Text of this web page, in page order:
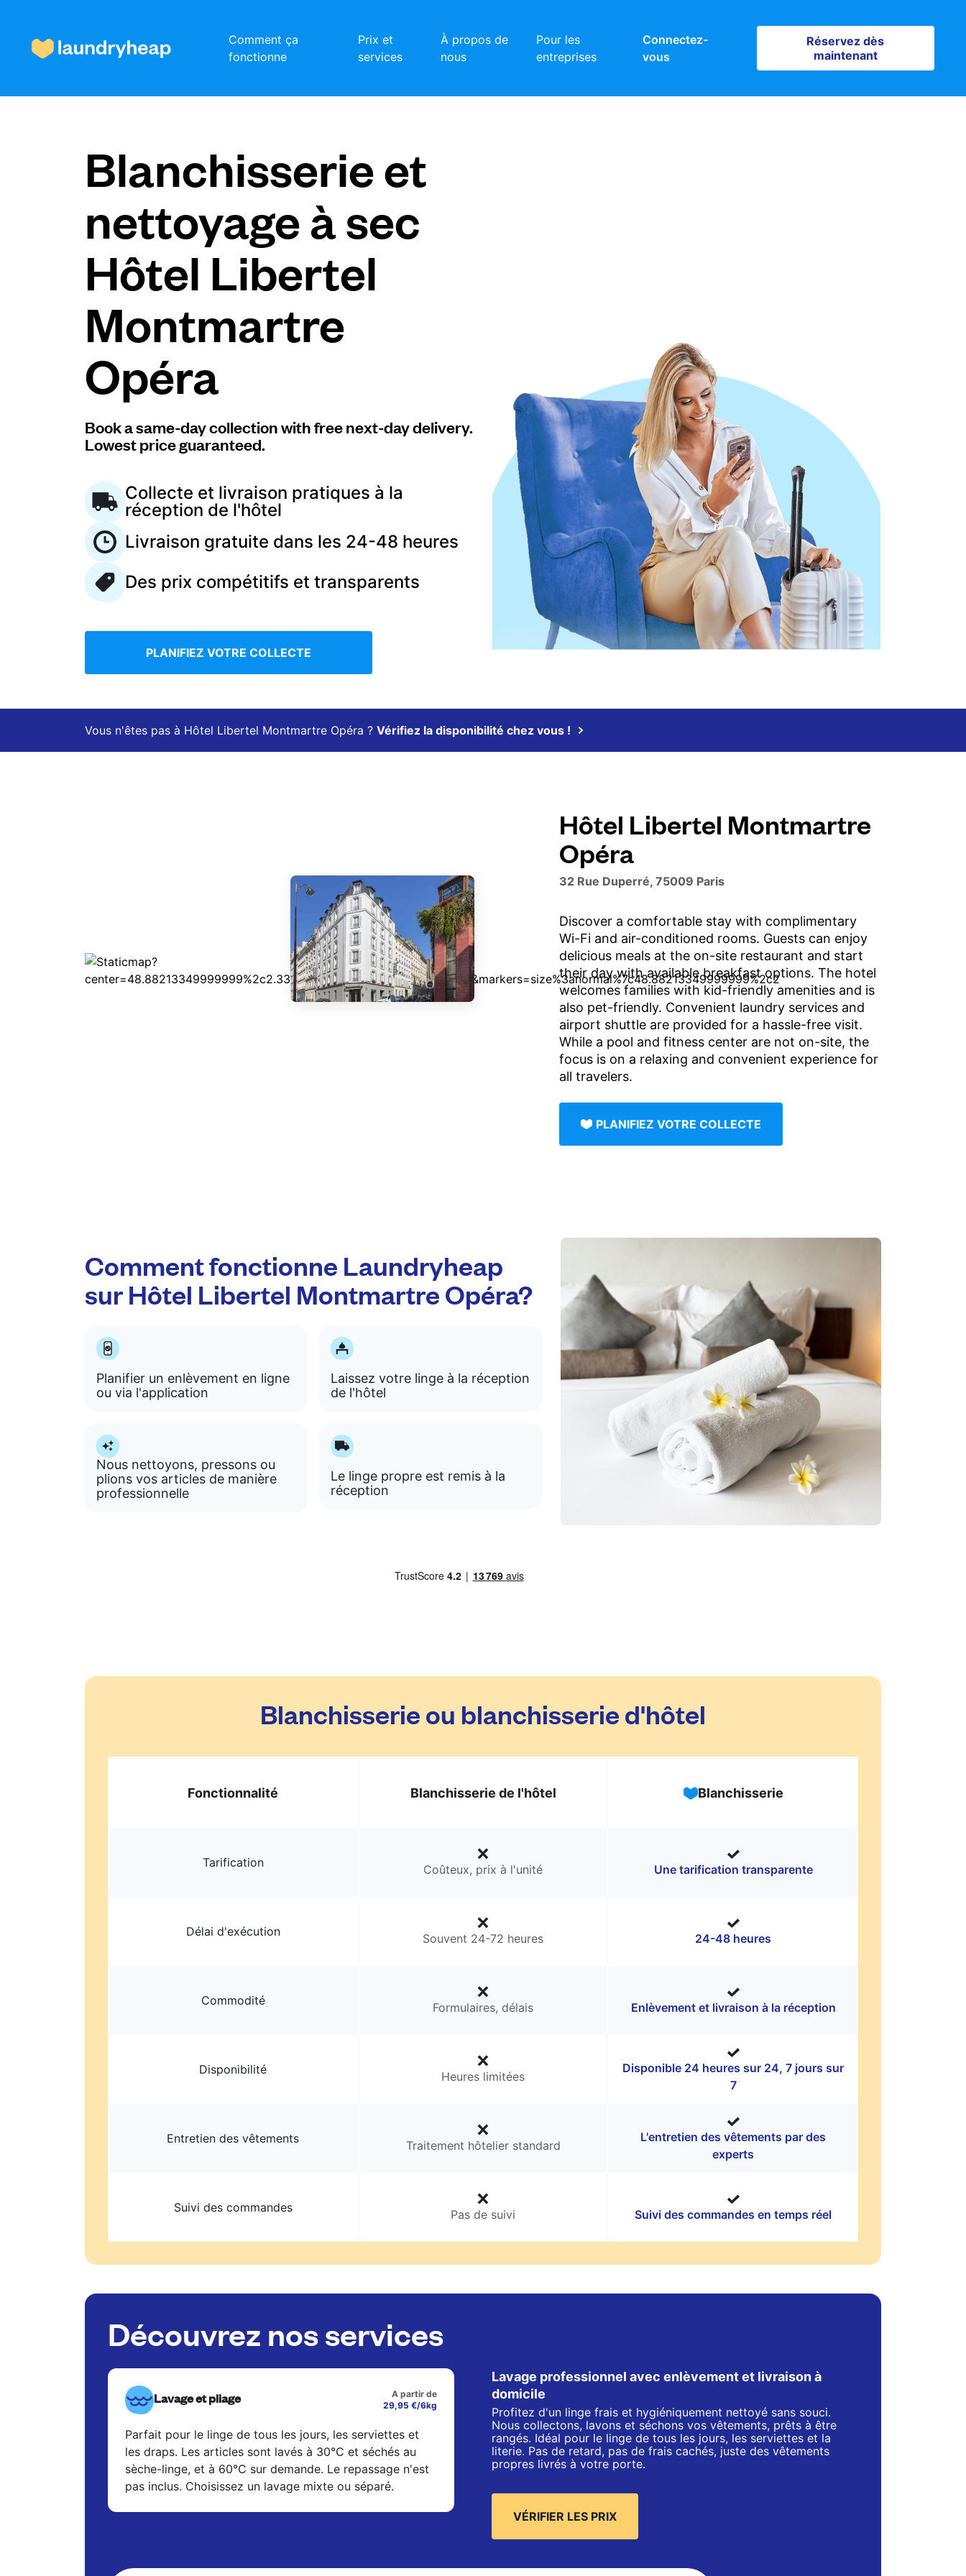
Comment ça
fonctionne
Prix et
services
À propos de
nous
Pour les
entreprises
Connectez-
vous
Réservez dès
maintenant
Réservez dès maintenant
Prix et services
À propos de nous
Pour les entreprises
Connectez-vous
FR
Blanchisserie et
nettoyage à sec
Hôtel Libertel
Montmartre
Opéra
Book a same-day collection with free next-day delivery.
Lowest price guaranteed.
Collecte et livraison pratiques à la
réception de l'hôtel
Livraison gratuite dans les 24-48 heures
Des prix compétitifs et transparents
PLANIFIEZ VOTRE COLLECTE
Vous n'êtes pas à Hôtel Libertel Montmartre Opéra ? Vérifiez la disponibilité chez vous !
Hôtel Libertel Montmartre
Opéra
32 Rue Duperré, 75009 Paris
Discover a comfortable stay with complimentary
Wi-Fi and air-conditioned rooms. Guests can enjoy
delicious meals at the on-site restaurant and start
their day with available breakfast options. The hotel
welcomes families with kid-friendly amenities and is
also pet-friendly. Convenient laundry services and
airport shuttle are provided for a hassle-free visit.
While a pool and fitness center are not on-site, the
focus is on a relaxing and convenient experience for
all travelers.
PLANIFIEZ VOTRE COLLECTE
Comment fonctionne Laundryheap
sur Hôtel Libertel Montmartre Opéra?
Planifier un enlèvement en ligne
ou via l'application
Laissez votre linge à la réception
de l'hôtel
Nous nettoyons, pressons ou
plions vos articles de manière
professionnelle
Le linge propre est remis à la
réception
Blanchisserie ou blanchisserie d'hôtel
Fonctionnalité Blanchisserie de l'hôtel Blanchisserie
Tarification Coûteux, prix à l'unité Une tarification transparente
Délai d'exécution Souvent 24-72 heures 24-48 heures
Commodité Formulaires, délais Enlèvement et livraison à la réception
Disponibilité Heures limitées
Disponible 24 heures sur 24, 7 jours sur
7
Entretien des vêtements Traitement hôtelier standard
L'entretien des vêtements par des
experts
Suivi des commandes Pas de suivi Suivi des commandes en temps réel
Découvrez nos services
Lavage et pliage
A partir de
29,95 €/6kg
Parfait pour le linge de tous les jours, les serviettes et
les draps. Les articles sont lavés à 30°C et séchés au
sèche-linge, et à 60°C sur demande. Le repassage n'est
pas inclus. Choisissez un lavage mixte ou séparé.
Lavage professionnel avec enlèvement et livraison à
domicile
Profitez d'un linge frais et hygiéniquement nettoyé sans souci.
Nous collectons, lavons et séchons vos vêtements, prêts à être
rangés. Idéal pour le linge de tous les jours, les serviettes et la
literie. Pas de retard, pas de frais cachés, juste des vêtements
propres livrés à votre porte.
VÉRIFIER LES PRIX